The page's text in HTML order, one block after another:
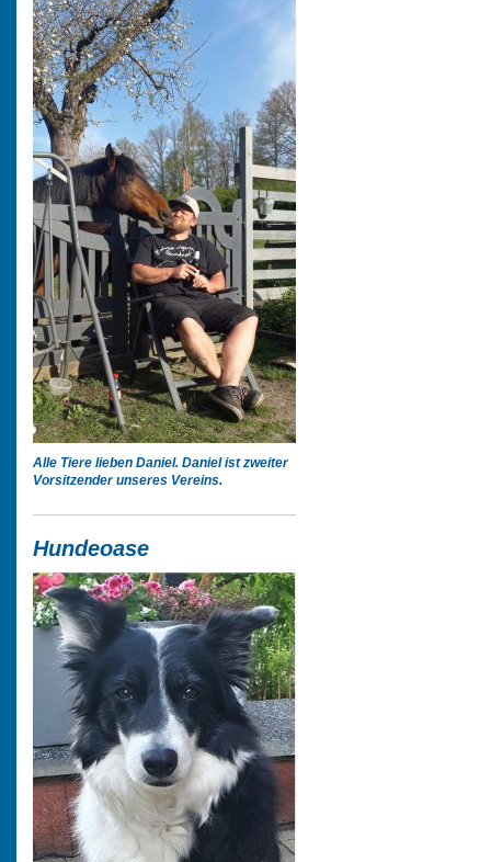
Alle Tiere lieben Daniel. Daniel ist zweiter
Vorsitzender unseres Vereins.
Hundeoase